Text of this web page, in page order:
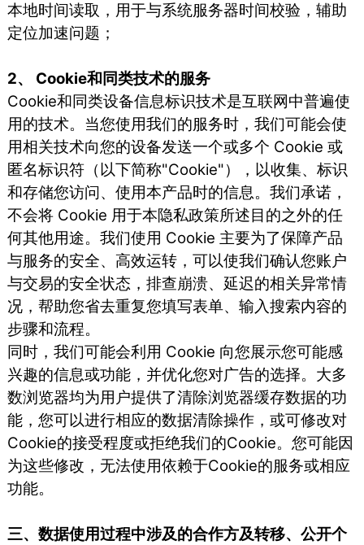
本地时间读取，用于与系统服务器时间校验，辅助
定位加速问题；
2、 Cookie和同类技术的服务
Cookie和同类设备信息标识技术是互联网中普遍使
用的技术。当您使用我们的服务时，我们可能会使
用相关技术向您的设备发送一个或多个 Cookie 或
匿名标识符（以下简称"Cookie"），以收集、标识
和存储您访问、使用本产品时的信息。我们承诺，
不会将 Cookie 用于本隐私政策所述目的之外的任
何其他用途。我们使用 Cookie 主要为了保障产品
与服务的安全、高效运转，可以使我们确认您账户
与交易的安全状态，排查崩溃、延迟的相关异常情
况，帮助您省去重复您填写表单、输入搜索内容的
步骤和流程。
同时，我们可能会利用 Cookie 向您展示您可能感
兴趣的信息或功能，并优化您对广告的选择。大多
数浏览器均为用户提供了清除浏览器缓存数据的功
能，您可以进行相应的数据清除操作，或可修改对
Cookie的接受程度或拒绝我们的Cookie。您可能因
为这些修改，无法使用依赖于Cookie的服务或相应
功能。
三、数据使用过程中涉及的合作方及转移、公开个